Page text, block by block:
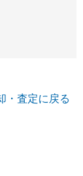
・査定に戻る